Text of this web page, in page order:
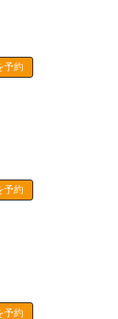
多彩なレストランやカ
食から洋食、気軽な
事後の会食や接待に
や旧芝離宮恩賜庭園と
都心にいながら自然や
ょう。さらに、浜松町
や商業施設が次々と
や景観も向上し、今
っています。
予約
予約
予約